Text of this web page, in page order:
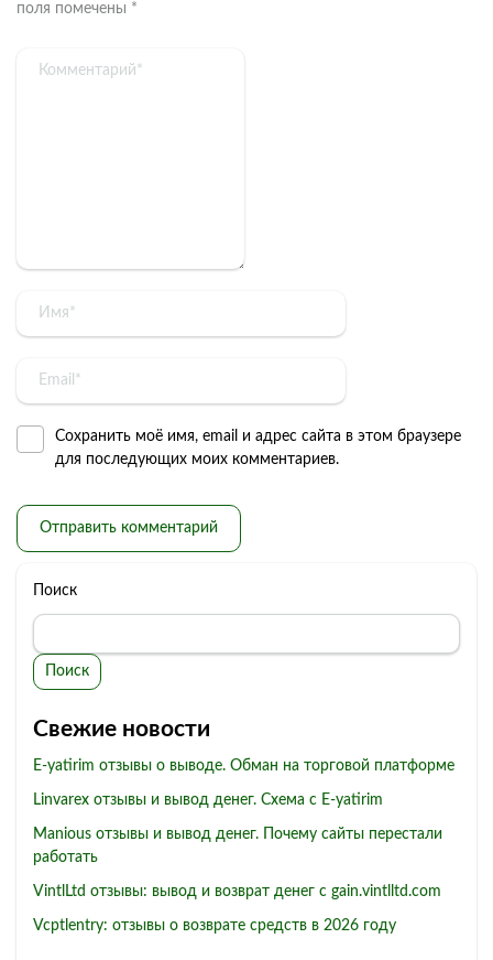
поля помечены *
Сохранить моё имя, email и адрес сайта в этом браузере
для последующих моих комментариев.
Поиск
Поиск
Свежие новости
E-yatirim отзывы о выводе. Обман на торговой платформе
Linvarex отзывы и вывод денег. Схема с E-yatirim
Manious отзывы и вывод денег. Почему сайты перестали
работать
VintlLtd отзывы: вывод и возврат денег с gain.vintlltd.com
Vcptlentry: отзывы о возврате средств в 2026 году